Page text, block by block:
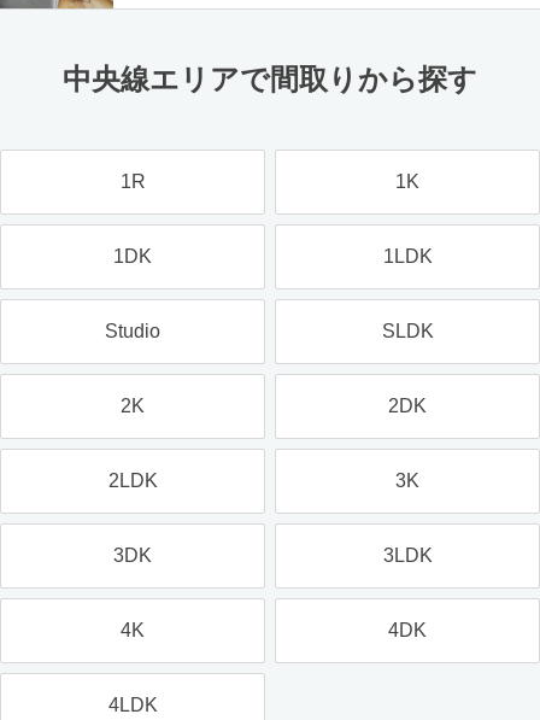
中央線エリアで間取りから探す
1R 1K
1DK 1LDK
Studio SLDK
2K 2DK
2LDK 3K
3DK 3LDK
4K 4DK
4LDK